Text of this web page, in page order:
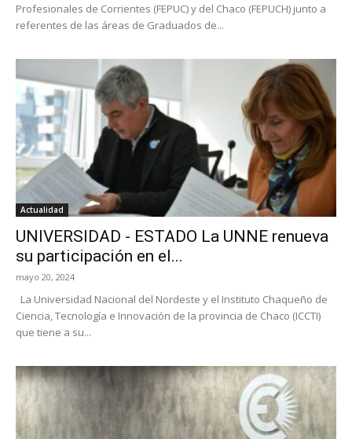
Profesionales de Corrientes (FEPUC) y del Chaco (FEPUCH) junto a
referentes de las áreas de Graduados de...
Actualidad
UNIVERSIDAD - ESTADO La UNNE renueva
su participación en el...
mayo 20, 2024
La Universidad Nacional del Nordeste y el Instituto Chaqueño de
Ciencia, Tecnología e Innovación de la provincia de Chaco (ICCTI)
que tiene a su...